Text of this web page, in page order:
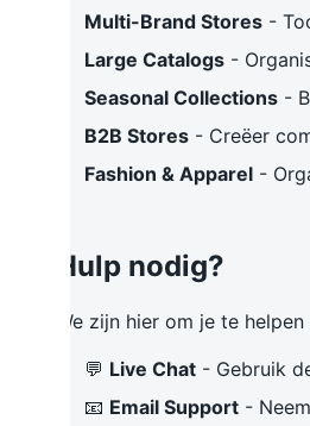
Multi-Brand Stores -
Large Catalogs -
Seasonal Collections -
B2B Stores - Creëer
Fashion & Apparel -
Hulp nodig?
We zijn hier om je te
💬 Live Chat - Gebruik
📧 Email Support -